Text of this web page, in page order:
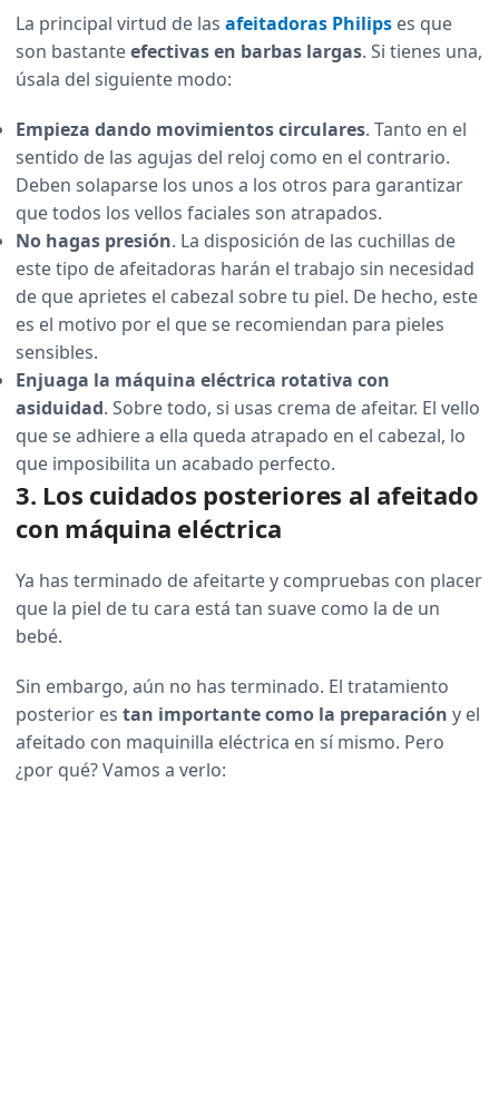
La principal virtud de las afeitadoras Philips es que
son bastanteefectivas en barbas largas. Si tienes una,
úsala del siguiente modo:
Empieza dando movimientos circulares. Tanto en el
sentido de las agujas del reloj como en el contrario.
Deben solaparse los unos a los otros para garantizar
que todos los vellos faciales son atrapados.
No hagas presión. La disposición de las cuchillas de
este tipo de afeitadoras harán el trabajo sin necesidad
de que aprietes el cabezal sobre tu piel. De hecho, este
es el motivo por el que se recomiendan para pieles
sensibles.
Enjuaga la máquina eléctrica rotativa con
asiduidad. Sobre todo, si usas crema de afeitar. El vello
que se adhiere a ella queda atrapado en el cabezal, lo
que imposibilita un acabado perfecto.
3. Los cuidados posteriores al afeitado
con máquina eléctrica
Ya has terminado de afeitarte y compruebas con placer
que la piel de tu cara está tan suave como la de un
bebé.
Sin embargo, aún no has terminado. El tratamiento
posterior es tan importante como la preparación y el
afeitado con maquinilla eléctrica en sí mismo. Pero
¿por qué? Vamos a verlo: